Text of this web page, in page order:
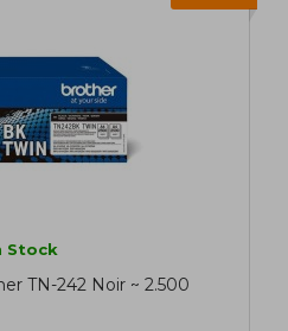
Stock
TN-242 Noir ~ 2.500